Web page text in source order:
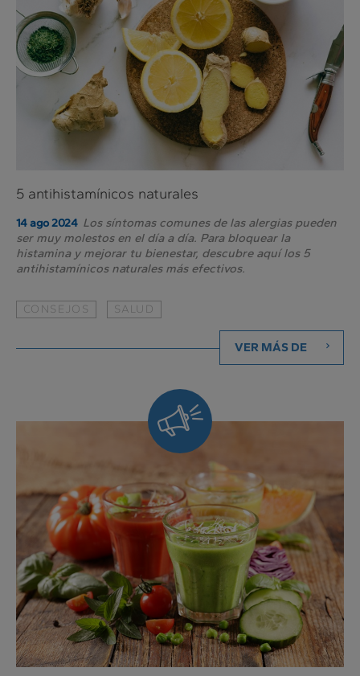
día
5 antihistamínicos naturales
14 ago 2024 Los síntomas comunes de las alergias pueden
ser muy molestos en el día a día. Para bloquear la
histamina y mejorar tu bienestar, descubre aquí los 5
antihistamínicos naturales más efectivos.
CONSEJOS SALUD
VER MÁS DE
Siempre
al
día